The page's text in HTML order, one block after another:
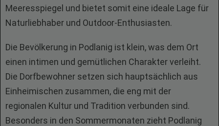
Meeresspiegel und bietet somit eine ideale Lage für
Naturliebhaber und Outdoor-Enthusiasten.
Die Bevölkerung in Podlanig ist klein, was dem Ort
einen intimen und gemütlichen Charakter verleiht.
Die Dorfbewohner setzen sich hauptsächlich aus
Einheimischen zusammen, die eng mit der
regionalen Kultur und Tradition verbunden sind.
Besonders in den Sommermonaten zieht Podlanig